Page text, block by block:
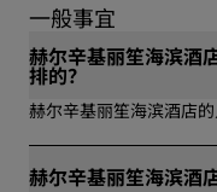
一般事宜
赫尔辛基丽笙海滨酒
排的？
赫尔辛基丽笙海滨酒店
赫尔辛基丽笙海滨酒